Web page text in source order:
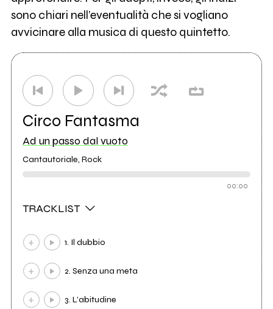
sono chiari nell’eventualità che si vogliano
avvicinare alla musica di questo quintetto.
Circo Fantasma
Ad un passo dal vuoto
Cantautoriale, Rock
00:00
TRACKLIST
1. Il dubbio
2. Senza una meta
3. L’abitudine